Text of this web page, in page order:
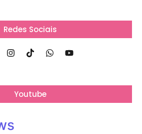
Redes Sociais
Youtube